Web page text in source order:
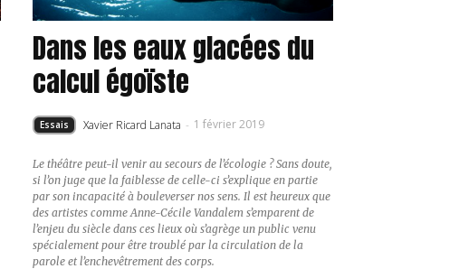
Dans les eaux glacées du
calcul égoïste
Essais Xavier Ricard Lanata - 1 février 2019
Le théâtre peut-il venir au secours de l’écologie ? Sans doute,
si l’on juge que la faiblesse de celle-ci s’explique en partie
par son incapacité à bouleverser nos sens. Il est heureux que
des artistes comme Anne-Cécile Vandalem s’emparent de
l’enjeu du siècle dans ces lieux où s’agrège un public venu
spécialement pour être troublé par la circulation de la
parole et l’enchevêtrement des corps.